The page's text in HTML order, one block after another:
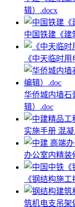
辑）.docx
中国铁建《建
《中天临时
华侨城内墙石
辑）.doc
实施手册 混
办公室内精装
《钢结构施
筑机电支吊架